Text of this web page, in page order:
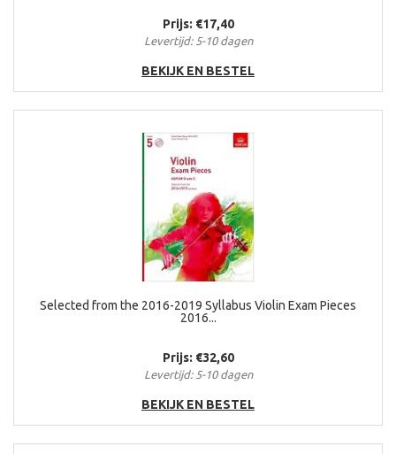
Prijs: €17,40
Levertijd: 5-10 dagen
BEKIJK EN BESTEL
Selected from the 2016-2019 Syllabus Violin Exam Pieces
2016...
Prijs: €32,60
Levertijd: 5-10 dagen
BEKIJK EN BESTEL